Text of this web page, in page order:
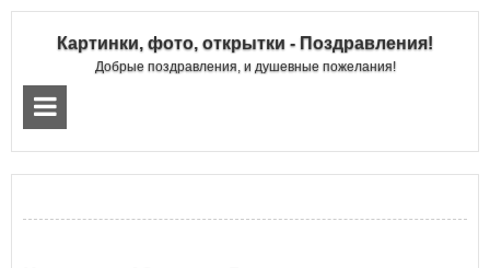
Картинки, фото, открытки - Поздравления!
Добрые поздравления, и душевные пожелания!